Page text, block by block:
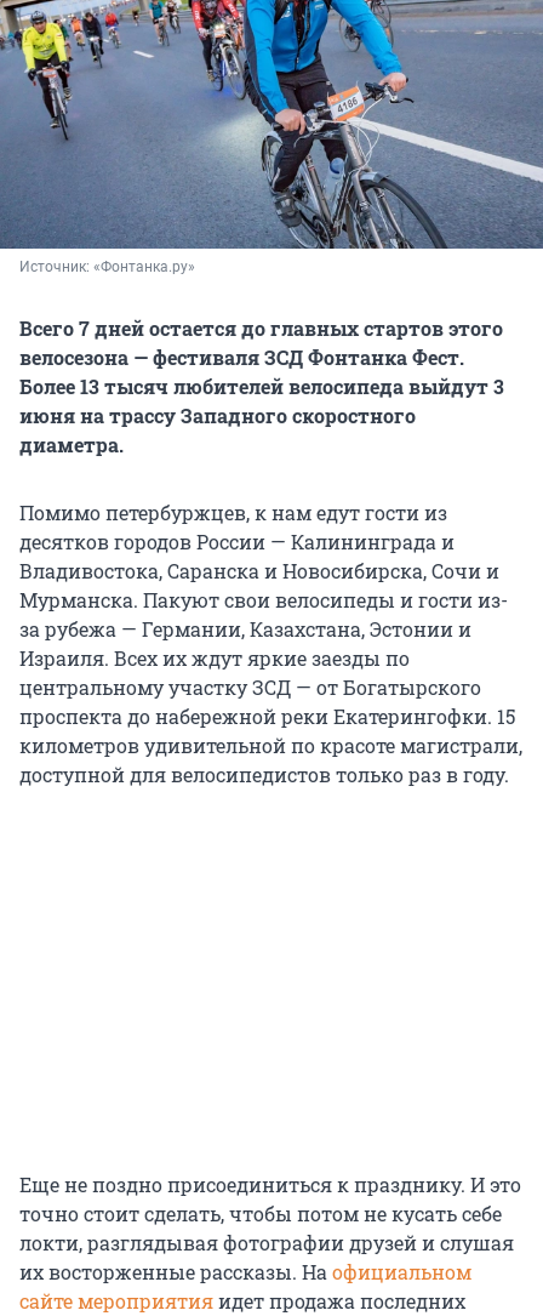
Источник: «Фонтанка.ру»
Всего 7 дней остается до главных стартов этого
велосезона — фестиваля ЗСД Фонтанка Фест.
Более 13 тысяч любителей велосипеда выйдут 3
июня на трассу Западного скоростного
диаметра.
Помимо петербуржцев, к нам едут гости из
десятков городов России — Калининграда и
Владивостока, Саранска и Новосибирска, Сочи и
Мурманска. Пакуют свои велосипеды и гости из-
за рубежа — Германии, Казахстана, Эстонии и
Израиля. Всех их ждут яркие заезды по
центральному участку ЗСД — от Богатырского
проспекта до набережной реки Екатерингофки. 15
километров удивительной по красоте магистрали,
доступной для велосипедистов только раз в году.
Еще не поздно присоединиться к празднику. И это
точно стоит сделать, чтобы потом не кусать себе
локти, разглядывая фотографии друзей и слушая
их восторженные рассказы. На официальном
сайте мероприятияидет продажа последних